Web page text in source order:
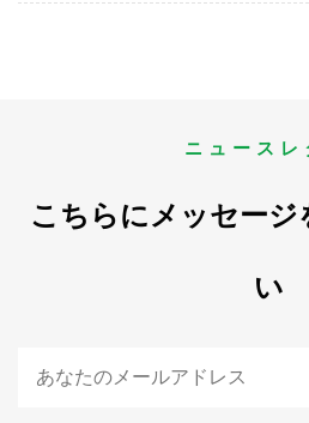
ニュースレ
こちらにメッセージ
い